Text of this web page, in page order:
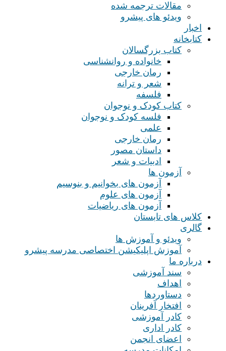
مقالات ترجمه شده
ویدئو های پیشرو
اخبار
کتابخانه
کتاب بزرگسالان
خانواده و روانشناسی
رمان خارجی
شعر و ترانه
فلسفه
کتاب کودک و نوجوان
فلسه کودک و نوجوان
علمی
رمان خارجی
داستان مصور
ادبیات و شعر
آزمون ها
آزمون های بخوانیم و بنوسیم
آزمون های علوم
آزمون های ریاضیات
کلاس های تابستان
گالری
ویدئو و آموزش ها
آموزش اپلیکیشن اختصاصی مدرسه پیشرو
درباره ما
سند آموزشی
اهداف
دستاوردها
افتخار آفرینان
کادر آموزشی
کادر اداری
اعضای انجمن